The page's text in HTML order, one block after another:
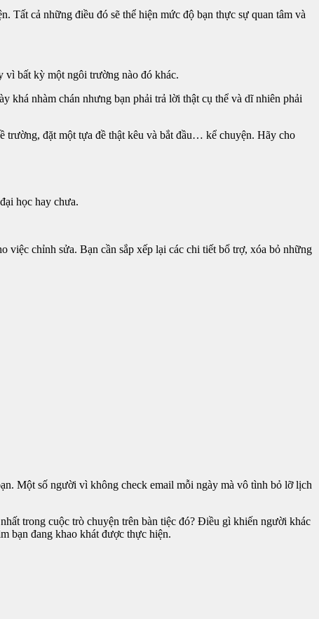
Tất cả những điều đó sẽ thể hiện mức độ bạn thực sự quan tâm và
vì bất kỳ một ngôi trường nào đó khác.
khá nhàm chán nhưng bạn phải trả lời thật cụ thể và dĩ nhiên phải
trường, đặt một tựa đề thật kêu và bắt đầu… kể chuyện. Hãy cho
học hay chưa.
chỉnh sửa. Bạn cần sắp xếp lại các chi tiết bổ trợ, xóa bỏ những
Một số người vì không check email mỗi ngày mà vô tình bỏ lỡ lịch
trong cuộc trò chuyện trên bàn tiệc đó? Điều gì khiến người khác
bạn đang khao khát được thực hiện.